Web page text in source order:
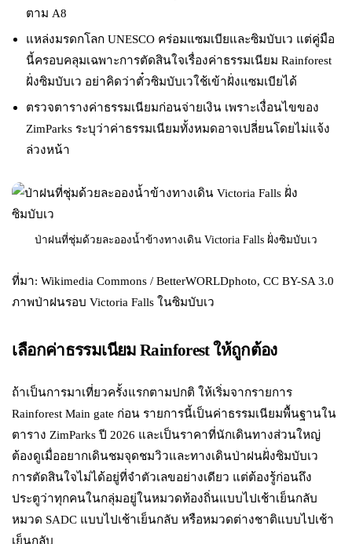
ตาม A8
แหล่งมรดกโลก UNESCO คร่อมแซมเบียและซิมบับเว แต่คู่มือ
นี้ครอบคลุมเฉพาะการตัดสินใจเรื่องค่าธรรมเนียม Rainforest
ฝั่งซิมบับเว อย่าคิดว่าตั๋วซิมบับเวใช้เข้าฝั่งแซมเบียได้
ตรวจตารางค่าธรรมเนียมก่อนจ่ายเงิน เพราะเงื่อนไขของ
ZimParks ระบุว่าค่าธรรมเนียมทั้งหมดอาจเปลี่ยนโดยไม่แจ้ง
ล่วงหน้า
ป่าฝนที่ชุ่มด้วยละอองน้ำข้างทางเดิน Victoria Falls ฝั่งซิมบับเว
ที่มา: Wikimedia Commons / BetterWORLDphoto, CC BY-SA 3.0
ภาพป่าฝนรอบ Victoria Falls ในซิมบับเว
เลือกค่าธรรมเนียม Rainforest ให้ถูกต้อง
ถ้าเป็นการมาเที่ยวครั้งแรกตามปกติ ให้เริ่มจากรายการ
Rainforest Main gate ก่อน รายการนี้เป็นค่าธรรมเนียมพื้นฐานใน
ตาราง ZimParks ปี 2026 และเป็นราคาที่นักเดินทางส่วนใหญ่
ต้องดูเมื่ออยากเดินชมจุดชมวิวและทางเดินป่าฝนฝั่งซิมบับเว
การตัดสินใจไม่ได้อยู่ที่จำตัวเลขอย่างเดียว แต่ต้องรู้ก่อนถึง
ประตูว่าทุกคนในกลุ่มอยู่ในหมวดท้องถิ่นแบบไปเช้าเย็นกลับ
หมวด SADC แบบไปเช้าเย็นกลับ หรือหมวดต่างชาติแบบไปเช้า
เย็นกลับ